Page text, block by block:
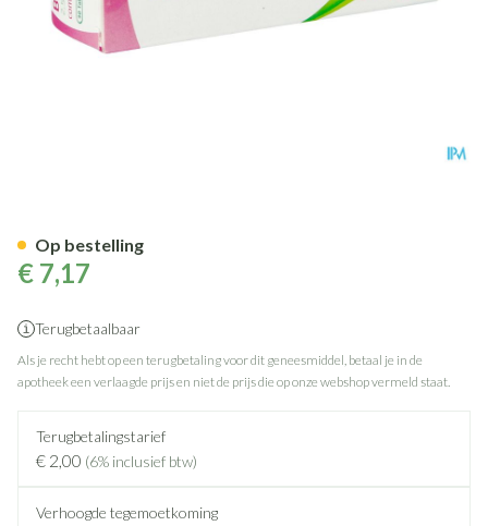
€ 7,17
Terugbetaalbaar
Als je recht hebt op een terugbetaling voor dit geneesmiddel, betaal je in de
apotheek een verlaagde prijs en niet de prijs die op onze webshop vermeld staat.
Terugbetalingstarief
€ 2,00 (6% inclusief btw)
Verhoogde tegemoetkoming
Op bestelling